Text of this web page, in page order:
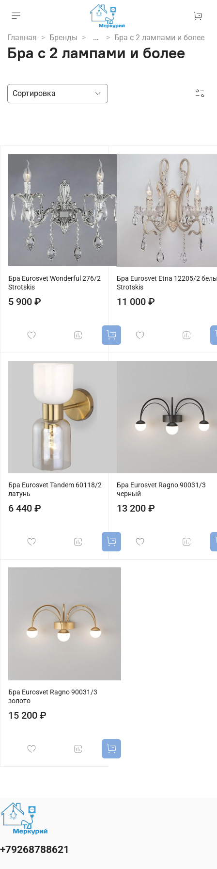
Главная Бренды ... Бра с 2 лампами и более
Бра с 2 лампами и более
Бра Eurosvet Wonderful 276/2
Strotskis
5 900 ₽
Бра Eurosvet Etna 12205/2
Strotskis
11 000 ₽
Бра Eurosvet Tandem 60118/2
латунь
6 440 ₽
Бра Eurosvet Ragno 90031/3
черный
13 200 ₽
Бра Eurosvet Ragno 90031/3
золото
15 200 ₽
+79268788621